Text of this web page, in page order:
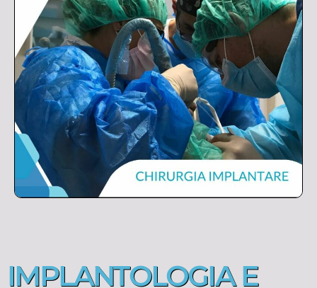
IMPLANTOLOGIA E